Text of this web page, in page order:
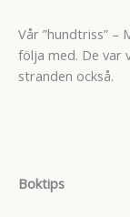
Vår ”hundtriss” –
följa med. De var
stranden också.
Boktips